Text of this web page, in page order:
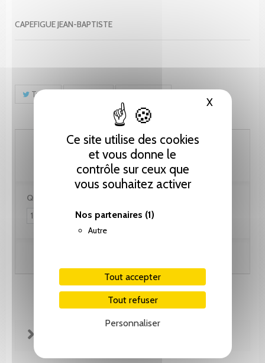
Ce site utilise des cookies
et vous donne le
contrôle sur ceux que
vous souhaitez activer
Nos partenaires (1)
Autre
Tout accepter
Tout refuser
Personnaliser
XMasquer
CAPEFIGUE JEAN-BAPTISTE
Tweet
41.05 CHF
Quantité :